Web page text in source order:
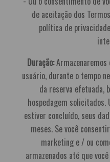
de aceitação dos
política de
Duração:Armazenaremos
usuário, durante o tempo
da reserva efetuada,
hospedagem solicitados.
estiver concluído, seus
meses. Se você
marketing e / ou
armazenados até que